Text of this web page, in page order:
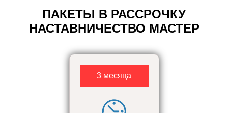
ПАКЕТЫ В РАССРОЧКУ
НАСТАВНИЧЕСТВО МАСТЕР
3 месяца